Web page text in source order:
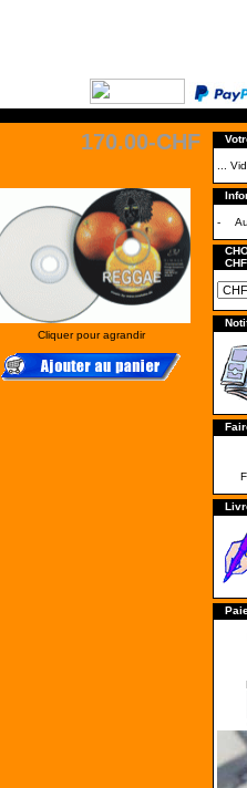
170.00-CHF
Cliquer pour agrandir
...
-